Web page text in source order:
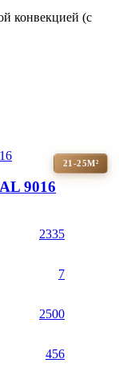
конвекцией (c
21-25М²
9016
2335
7
2500
456